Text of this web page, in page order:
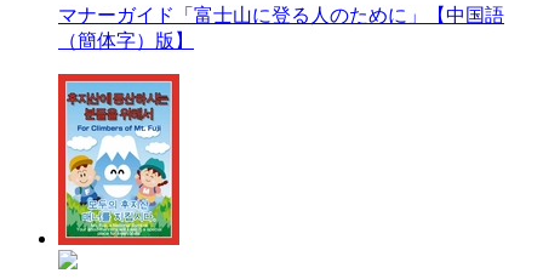
マナーガイド「富士山に登る人のために」【中国語
（簡体字）版】